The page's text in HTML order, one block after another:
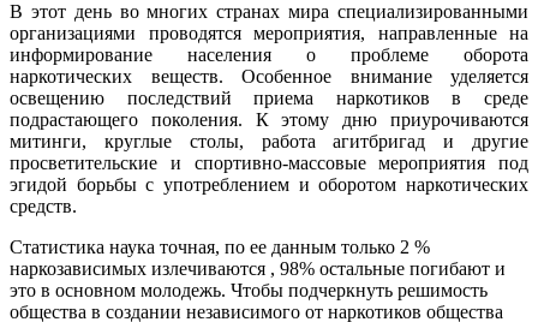
В этот день во многих странах мира специализированными
организациями проводятся мероприятия, направленные на
информирование населения о проблеме оборота
наркотических веществ. Особенное внимание уделяется
освещению последствий приема наркотиков в среде
подрастающего поколения. К этому дню приурочиваются
митинги, круглые столы, работа агитбригад и другие
просветительские и спортивно-массовые мероприятия под
эгидой борьбы с употреблением и оборотом наркотических
средств.
Статистика наука точная, по ее данным только 2 %
наркозависимых излечиваются , 98% остальные погибают и
это в основном молодежь. Чтобы подчеркнуть решимость
общества в создании независимого от наркотиков общества